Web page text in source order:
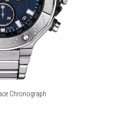
Chronograph